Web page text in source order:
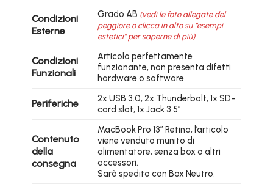
Condizioni
Esterne
Grado AB (vedi le foto allegate del
peggiore o clicca in alto su “esempi
estetici” per saperne di più)
Condizioni
Funzionali
Articolo perfettamente
funzionante, non presenta difetti
hardware o software
Periferiche
2x USB 3.0, 2x Thunderbolt, 1x SD-
card slot, 1x Jack 3.5″
Contenuto
della
consegna
MacBook Pro 13″ Retina, l’articolo
viene venduto munito di
alimentatore, senza box o altri
accessori.
Sarà spedito con Box Neutro.